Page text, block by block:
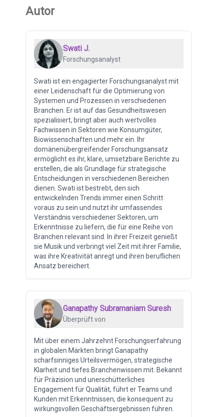
Autor
Swati J.
Forschungsanalyst
Swati ist ein engagierter Forschungsanalyst mit
einer Leidenschaft für die Optimierung von
Systemen und Prozessen in verschiedenen
Branchen. Er ist auf das Gesundheitswesen
spezialisiert, bringt aber auch wertvolles
Fachwissen in Sektoren wie Konsumgüter,
Biowissenschaften und mehr ein. Ihr
domänenübergreifender Forschungsansatz
ermöglicht es ihr, klare, umsetzbare Berichte zu
erstellen, die als Grundlage für strategische
Entscheidungen in verschiedenen Bereichen
dienen. Swati ist bestrebt, den sich
entwickelnden Trends immer einen Schritt
voraus zu sein und nutzt ihr umfassendes
Verständnis verschiedener Sektoren, um
Erkenntnisse zu liefern, die für eine Reihe von
Branchen relevant sind. In ihrer Freizeit genießt
sie Musik und verbringt viel Zeit mit ihrer Familie,
was ihre Kreativität anregt und ihren beruflichen
Ansatz bereichert.
Ganapathy Subramaniam Suresh
Überprüft von
Mit über einem Jahrzehnt Forschungserfahrung
in globalen Märkten bringt Ganapathy
scharfsinniges Urteilsvermögen, strategische
Klarheit und tiefes Branchenwissen mit. Bekannt
für Präzision und unerschütterliches
Engagement für Qualität, führt er Teams und
Kunden mit Erkenntnissen, die konsequent zu
wirkungsvollen Geschäftsergebnissen führen.